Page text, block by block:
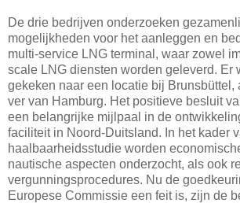
De drie bedrijven onderzoeken
mogelijkheden voor het aanleggen en
multi-service LNG terminal, waar zowel
scale LNG diensten worden geleverd. Er
gekeken naar een locatie bij Brunsbüttel,
ver van Hamburg. Het positieve besluit
een belangrijke mijlpaal in de
faciliteit in Noord-Duitsland. In het kader
haalbaarheidsstudie worden
nautische aspecten onderzocht, als ook
vergunningsprocedures. Nu de
Europese Commissie een feit is, zijn de